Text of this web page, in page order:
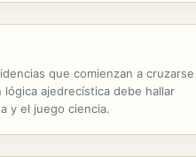
que comienzan a
ajedrecística debe hallar
y el juego ciencia.